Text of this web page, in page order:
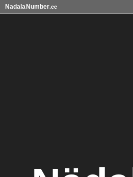
Nadala Number.ee